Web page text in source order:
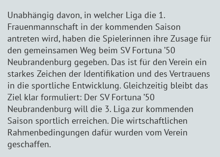
Unabhängig davon, in welcher Liga die 1.
Frauenmannschaft in der kommenden Saison
antreten wird, haben die Spielerinnen ihre Zusage für
den gemeinsamen Weg beim SV Fortuna ’50
Neubrandenburg gegeben. Das ist für den Verein ein
starkes Zeichen der Identifikation und des Vertrauens
in die sportliche Entwicklung. Gleichzeitig bleibt das
Ziel klar formuliert: Der SV Fortuna ’50
Neubrandenburg will die 3. Liga zur kommenden
Saison sportlich erreichen. Die wirtschaftlichen
Rahmenbedingungen dafür wurden vom Verein
geschaffen.